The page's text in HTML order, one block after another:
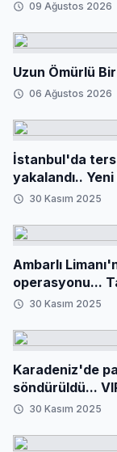
09 Ağustos 2026
Uzun Ömürlü
06 Ağustos 2026
İstanbul'da ters
yakalandı..
30 Kasım 2025
Ambarlı
operasyonu...
30 Kasım 2025
Karadeniz'de
söndürüldü...
30 Kasım 2025